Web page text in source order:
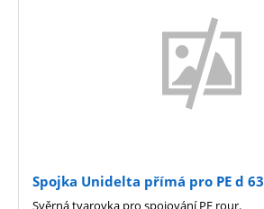
Spojka Unidelta přímá pro PE d 63
Svěrná tvarovka pro spojování PE rour.